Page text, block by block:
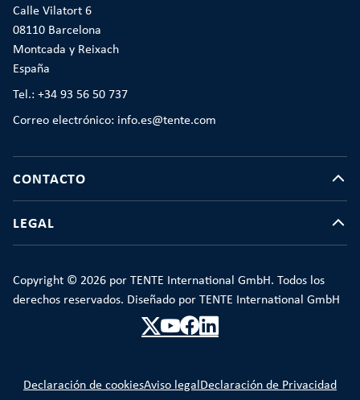
Calle Vilatort 6
08110 Barcelona
Montcada y Reixach
España
Tel.: +34 93 56 50 737
Correo electrónico: info.es@tente.com
CONTACTO
LEGAL
Copyright © 2026 por TENTE International GmbH. Todos los
derechos reservados. Diseñado por TENTE International GmbH
Declaración de cookiesAviso legalDeclaración de Privacidad